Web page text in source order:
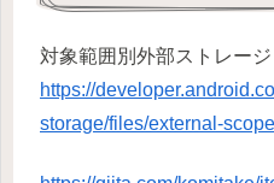
対象範囲別外部ストレー
https://
storage/files/external-